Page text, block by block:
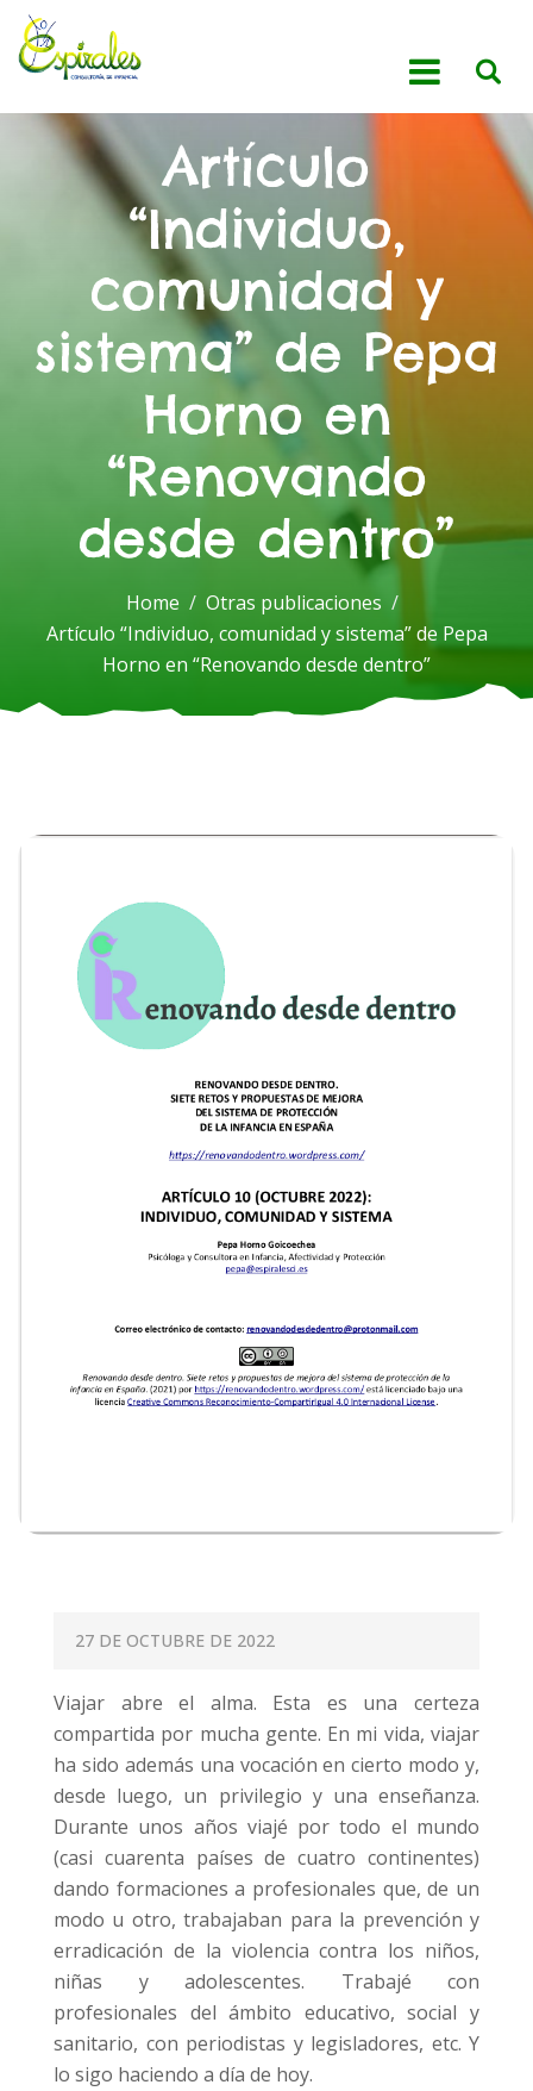
Artículo
“Individuo,
comunidad y
sistema” de Pepa
Horno en
“Renovando
desde dentro”
Home
Otras publicaciones
Artículo “Individuo, comunidad y sistema” de Pepa
Horno en “Renovando desde dentro”
P
S
T
E
D
O
N
27 DE OCTUBRE DE 2022
Viajar abre el alma. Esta es una certeza
compartida por mucha gente. En mi vida, viajar
ha sido además una vocación en cierto modo y,
desde luego, un privilegio y una enseñanza.
Durante unos años viajé por todo el mundo
(casi cuarenta países de cuatro continentes)
dando formaciones a profesionales que, de un
modo u otro, trabajaban para la prevención y
erradicación de la violencia contra los niños,
niñas y adolescentes. Trabajé con
profesionales del ámbito educativo, social y
sanitario, con periodistas y legisladores, etc. Y
lo sigo haciendo a día de hoy.